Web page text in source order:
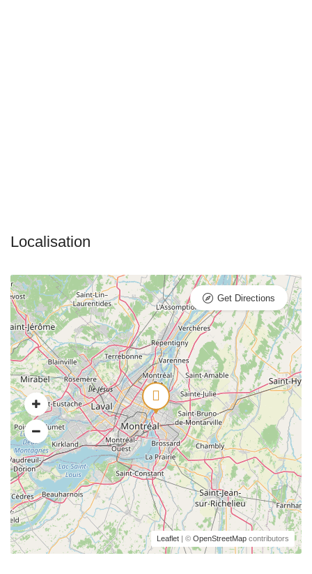
Leaflet | © OpenStreetMap contributors
Get Directions